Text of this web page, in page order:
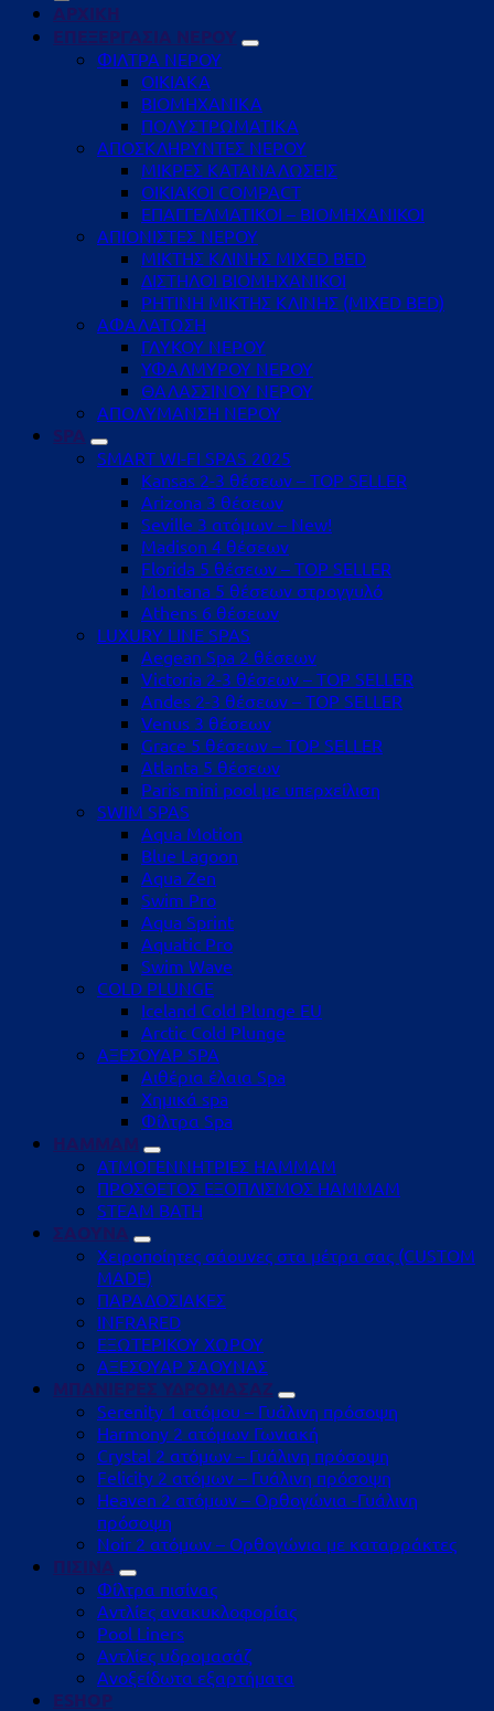
ΑΡΧΙΚΗ
ΕΠΕΞΕΡΓΑΣΙΑ ΝΕΡΟΥ
ΦΙΛΤΡΑ ΝΕΡΟΥ
ΟΙΚΙΑΚΑ
ΒΙΟΜΗΧΑΝΙΚΑ
ΠΟΛΥΣΤΡΩΜΑΤΙΚΑ
ΑΠΟΣΚΛΗΡΥΝΤΕΣ ΝΕΡΟΥ
ΜΙΚΡΕΣ ΚΑΤΑΝΑΛΩΣΕΙΣ
ΟΙΚΙΑΚΟΙ COMPACT
ΕΠΑΓΓΕΛΜΑΤΙΚΟΙ – ΒΙΟΜΗΧΑΝΙΚΟΙ
ΑΠΙΟΝΙΣΤΕΣ ΝΕΡΟΥ
ΜΙΚΤΗΣ ΚΛΙΝΗΣ MIXED BED
ΔΙΣΤΗΛΟΙ ΒΙΟΜΗΧΑΝΙΚΟΙ
ΡΗΤΙΝΗ ΜΙΚΤΗΣ ΚΛΙΝΗΣ (MIXED BED)
ΑΦΑΛΑΤΩΣΗ
ΓΛΥΚΟΥ ΝΕΡΟΥ
ΥΦΑΛΜΥΡΟΥ ΝΕΡΟΥ
ΘΑΛΑΣΣΙΝΟΥ ΝΕΡΟΥ
ΑΠΟΛΥΜΑΝΣΗ ΝΕΡΟΥ
SPA
SMART WI-FI SPAS 2025
Kansas 2-3 θέσεων – TOP SELLER
Arizona 3 θέσεων
Seville 3 ατόμων – New!
Madison 4 θέσεων
Florida 5 θέσεων – TOP SELLER
Montana 5 θέσεων στρογγυλό
Athens 6 θέσεων
LUXURY LINE SPAS
Aegean Spa 2 θέσεων
Victoria 2-3 θέσεων – TOP SELLER
Andes 2-3 θέσεων – TOP SELLER
Venus 3 θέσεων
Grace 5 θέσεων – TOP SELLER
Atlanta 5 θέσεων
Paris mini pool με υπερχείλιση
SWIM SPAS
Aqua Motion
Blue Lagoon
Aqua Zen
Swim Pro
Aqua Sprint
Aquatic Pro
Swim Wave
COLD PLUNGE
Iceland Cold Plunge EU
Arctic Cold Plunge
ΑΞΕΣΟΥΑΡ SPA
Αιθέρια έλαια Spa
Χημικά spa
Φίλτρα Spa
HAMMAM
ΑΤΜΟΓΕΝΝΗΤΡΙΕΣ HAMMAM
ΠΡΟΣΘΕΤΟΣ ΕΞΟΠΛΙΣΜΟΣ HAMMAM
STEAM BATH
ΣΑΟΥΝΑ
Χειροποίητες σάουνες στα μέτρα σας (CUSTOM
MADE)
ΠΑΡΑΔΟΣΙΑΚΕΣ
INFRARED
ΕΞΩΤΕΡΙΚΟΥ ΧΩΡΟΥ
ΑΞΕΣΟΥΑΡ ΣΑΟΥΝΑΣ
ΜΠΑΝΙΕΡΕΣ ΥΔΡΟΜΑΣΑΖ
Serenity 1 ατόμου – Γυάλινη πρόσοψη
Harmony 2 ατόμων Γωνιακή
Crystal 2 ατόμων – Γυάλινη πρόσοψη
Felicity 2 ατόμων – Γυάλινη πρόσοψη
Heaven 2 ατόμων – Ορθογώνια -Γυάλινη
πρόσοψη
Noir 2 ατόμων – Ορθογώνια με καταρράκτες
ΠΙΣΙΝΑ
Φίλτρα πισίνας
Αντλίες ανακυκλοφορίας
Pool Liners
Αντλίες υδρομασάζ
Ανοξείδωτα εξαρτήματα
ESHOP